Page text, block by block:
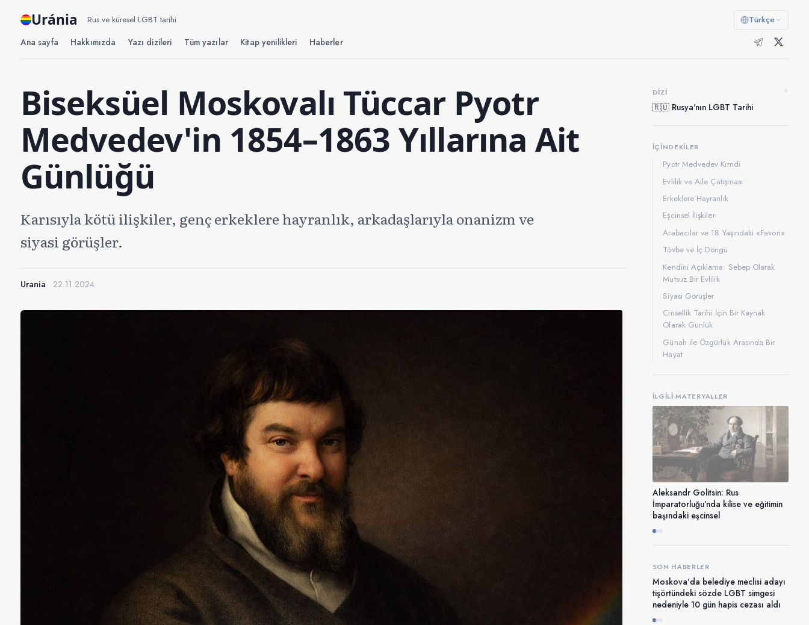
Uránia Rus ve küresel LGBT tarihi Türkçe
Ana sayfa Hakkımızda Yazı dizileri Tüm yazılar Kitap yenilikleri Haberler
Biseksüel Moskovalı Tüccar Pyotr
Medvedev'in 1854–1863 Yıllarına Ait
Günlüğü
Karısıyla kötü ilişkiler, genç erkeklere hayranlık, arkadaşlarıyla onanizm ve
siyasi görüşler.
Urania 22.11.2024
«
DIZI
🇷🇺 Rusya'nın LGBT Tarihi
İÇINDEKILER
Pyotr Medvedev Kimdi
Evlilik ve Aile Çatışması
Erkeklere Hayranlık
Eşcinsel İlişkiler
Arabacılar ve 18 Yaşındaki «Favori»
Tövbe ve İç Döngü
Kendini Açıklama: Sebep Olarak
Mutsuz Bir Evlilik
Siyasi Görüşler
Cinsellik Tarihi İçin Bir Kaynak
Olarak Günlük
Günah ile Özgürlük Arasında Bir
Hayat
İLGILI MATERYALLER
Aleksandr Golitsin: Rus
İmparatorluğu’nda kilise ve eğitimin
başındaki eşcinsel
SON HABERLER
Moskova'da belediye meclisi adayı
tişörtündeki sözde LGBT simgesi
nedeniyle 10 gün hapis cezası aldı